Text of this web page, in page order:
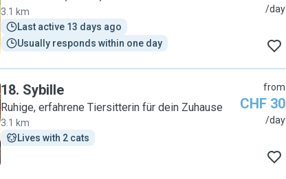
3.1 km
Last active 13 days ago
Usually responds within one day
/day
18. Sybille
Ruhige, erfahrene Tiersitterin für dein Zuhause
3.1 km
Lives with 2 cats
from
CHF 30
/day